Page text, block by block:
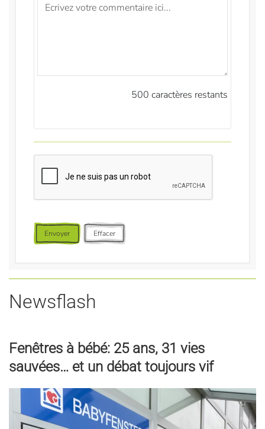
500 caractères restants
Envoyer Effacer
Newsflash
Fenêtres à bébé: 25 ans, 31 vies
sauvées… et un débat toujours vif